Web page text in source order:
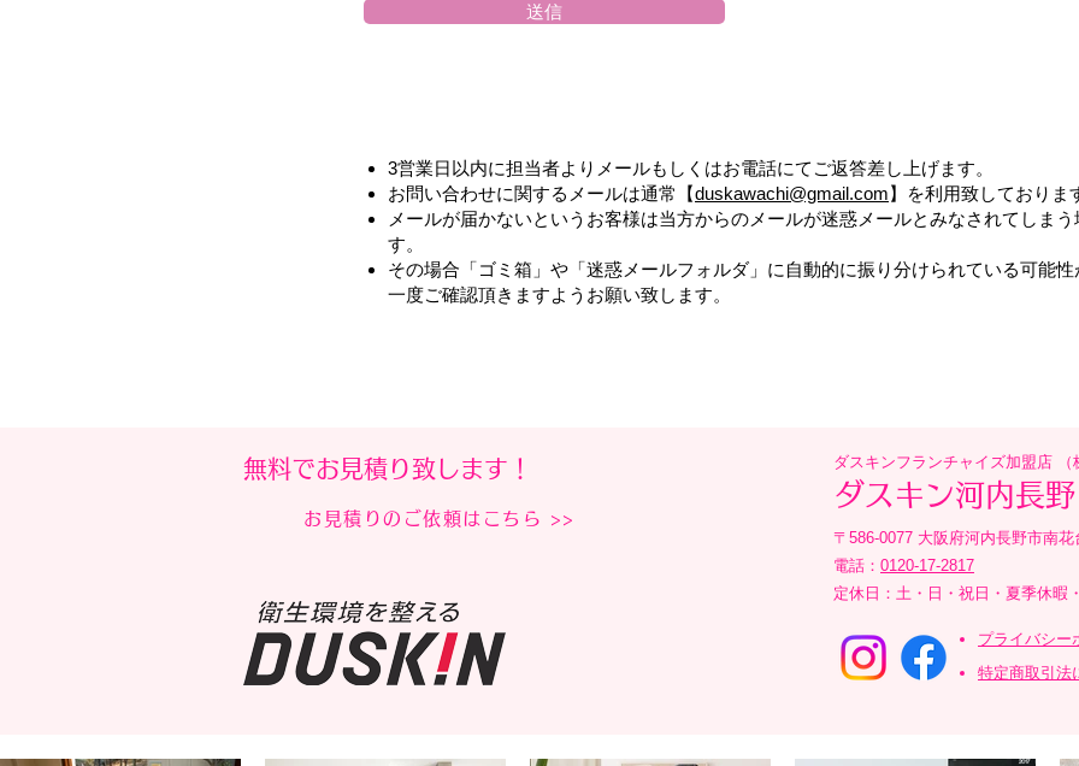
送信
3営業日以内に担当者よりメールもしくはお電話にてご返答差し上げます。
お問い合わせに関するメールは通常【duskawachi@gmail.com】を利用致しておりま
メールが届かないというお客様は当方からのメールが迷惑メールとみなされてしまう
す。
その場合「ゴミ箱」や「迷惑メールフォルダ」に自動的に振り分けられている可能性
一度ご確認頂きますようお願い致します。
無料でお見積り致します！
お見積りのご依頼はこちら >>
ダスキンフランチャイズ加盟店 （
ダスキン河内長野
〒586-0077 大阪府河内長野市南花
電話： 0120-17-2817
定休日：土・日・祝日・夏季休暇
プライバシー
特定商取引法